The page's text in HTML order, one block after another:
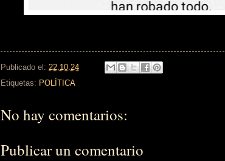
Publicado el: 22.10.24
Etiquetas: POLÍTICA
No hay comentarios:
Publicar un comentario